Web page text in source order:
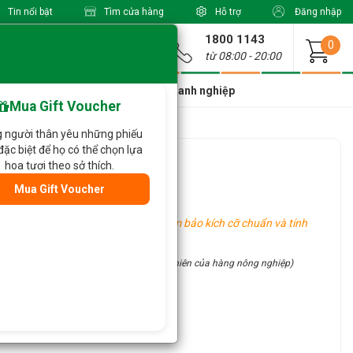
Tin nổi bật Tìm cửa hàng Hỗ trợ Đăng nhập
1800 1143
từ 08:00 - 20:00
0
Dành cho doanh nghiệp
tùy vào tình hình thực tế)
vực khác nhau, tuy nhiên vẫn đảm bảo kích cỡ chuẩn và tính
(đặc điểm thủ công và tính chất tự nhiên của hàng nông nghiệp)
Mua Gift Voucher
người thân yêu những phiếu
biệt để họ có thể chọn lựa
hoa tươi theo sở thích.
Mua Gift Voucher